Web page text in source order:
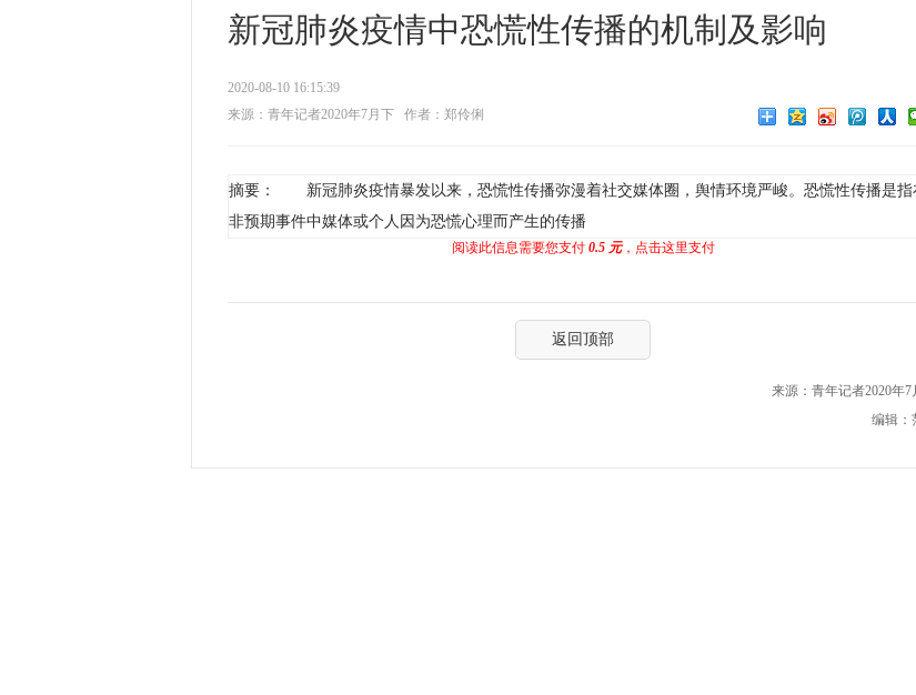
新冠肺炎疫情中恐慌性传播的机制及影响
2020-08-10 16:15:39
来源：青年记者2020年7月下
作者：郑伶俐
摘要： 新冠肺炎疫情暴发以来，恐慌性传播弥漫着社交媒体圈，舆情环境严峻。恐慌性传播是指
非预期事件中媒体或个人因为恐慌心理而产生的传播
阅读此信息需要您支付 0.5 元，点击这里支付
返回顶部
来源：青年记者2020年7
编辑：